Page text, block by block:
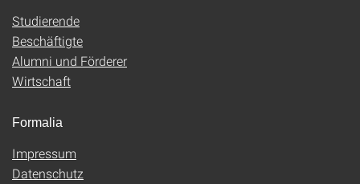
Studierende
Beschäftigte
Alumni und Förderer
Wirtschaft
Formalia
Impressum
Datenschutz